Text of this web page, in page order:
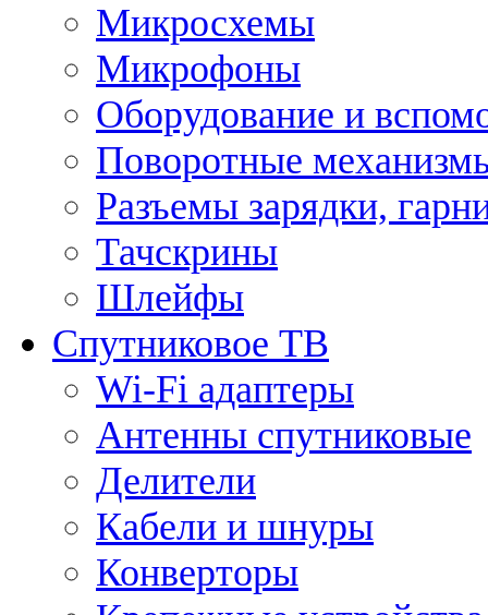
Микросхемы
Микрофоны
Оборудование и
Поворотные
Разъемы зарядки,
Тачскрины
Шлейфы
Спутниковое ТВ
Wi-Fi адаптеры
Антенны спутниковые
Делители
Кабели и шнуры
Конверторы